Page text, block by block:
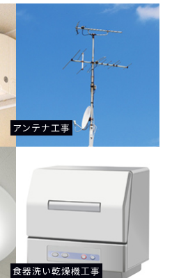
アンテナ工事
食器洗い乾燥機工事